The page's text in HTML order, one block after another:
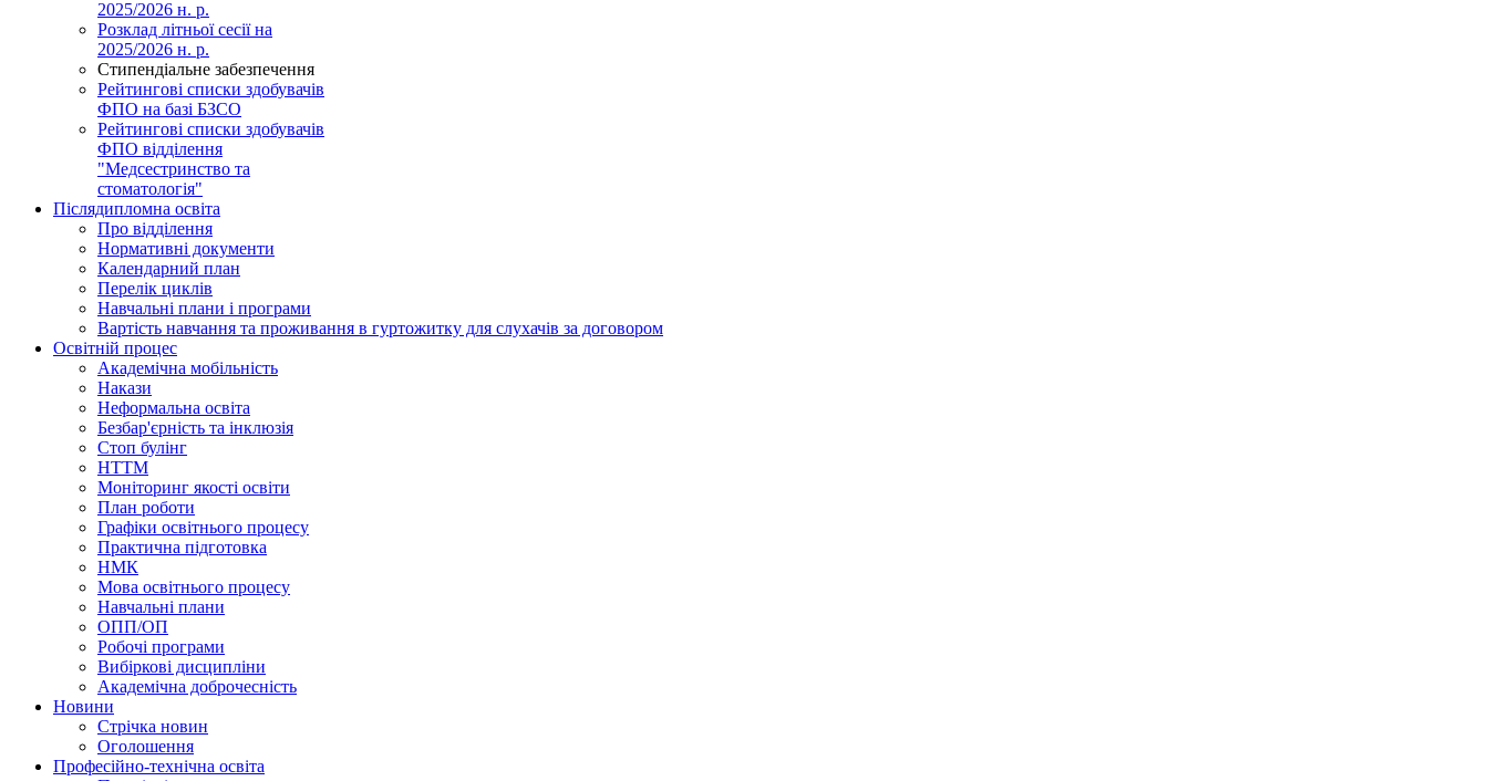
2025/2026 н. р.
Розклад літньої сесії на
2025/2026 н. р.
Стипендіальне забезпечення
Рейтингові списки здобувачів
ФПО на базі БЗСО
Рейтингові списки здобувачів
ФПО відділення
"Медсестринство та
стоматологія"
Післядипломна освіта
Про відділення
Нормативні документи
Календарний план
Перелік циклів
Навчальні плани і програми
Вартість навчання та проживання в гуртожитку для слухачів за договором
Освітній процес
Академічна мобільність
Накази
Неформальна освіта
Безбар'єрність та інклюзія
Стоп булінг
НТТМ
Моніторинг якості освіти
План роботи
Графіки освітнього процесу
Практична підготовка
НМК
Мова освiтнього процесу
Навчальнi плани
ОПП/ОП
Робочі програми
Вибiрковi дисциплiни
Академічна доброчесність
Новини
Стрічка новин
Оголошення
Професійно-технічна освіта